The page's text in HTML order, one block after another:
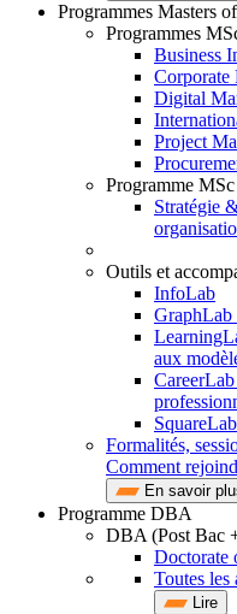
Programmes Masters
Programmes
Business
Corporate
Digital
Project
Programme MSc
Stratégie
Outils et
InfoLab
GraphLab
aux
Formalités,
Comment
En savoir
Programme DBA
DBA (Post Bac
Doctorate
Toutes les
Lire